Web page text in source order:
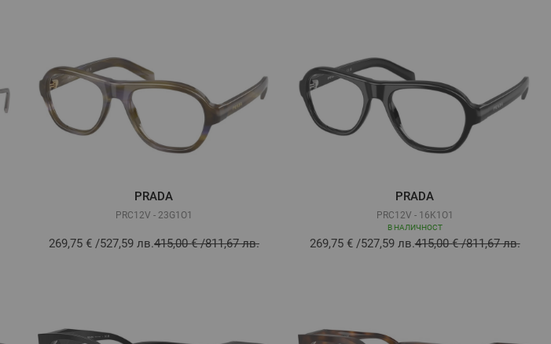
PRADA
PRC12V - 23G1O1
269,75 €/527,59 лв.415,00 €/811,67 лв.
PRADA
PRC12V - 16K1O1
В НАЛИЧНОСТ
269,75 €/527,59 лв.415,00 €/811,67 лв.